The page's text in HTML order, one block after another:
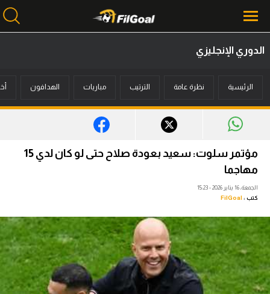
أخبار
ميركاتو
فانتازي في الجول
مسابقة التوقعات
فيديوهات
عدسات
آراء حرة
الدوري الإنجليزي
الرئيسية نظرة عامة الترتيب مباريات الهدافون
مؤتمر سلوت: سعيد بعودة صلاح حتى لو كان لدي 15
مهاجما
الجمعة، 16 يناير 2026 - 15:23
كتب : FilGoal